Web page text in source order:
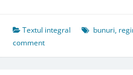
Textul integral bunuri,
comment